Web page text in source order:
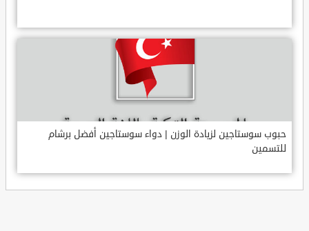
حبوب سوستاجين لزيادة الوزن | دواء سوستاجين أفضل برشام
للتسمين